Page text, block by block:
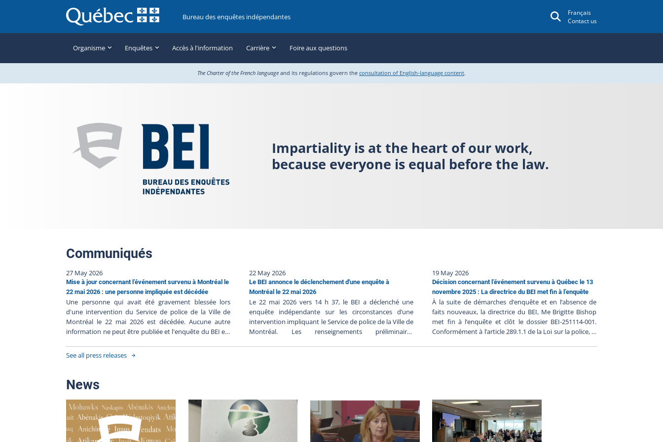
Bureau des enquêtes indépendantes
Français
Contact us
Organisme Enquêtes Accès à l'information Carrière Foire aux questions
The Charter of the French language and its regulations govern the consultation of English-language content.
Impartiality is at the heart of our work,
because everyone is equal before the law.
Communiqués
27 May 2026
Mise à jour concernant l’événement survenu à Montréal le
22 mai 2026 : une personne impliquée est décédée
Une personne qui avait été gravement blessée lors
d'une intervention du Service de police de la Ville de
Montréal le 22 mai 2026 est décédée. Aucune autre
information ne peut être publiée et l'enquête du BEI est
indépendantes a pour mission de faire la lumière
complète sur les faits entourant l’intervention policière.
autre qu'un policier en service, décède, subit une
blessure grave ou est blessée par une arme à feu utilisée
par un policier lors d'une intervention policière ou
durant sa détention par un corps de police.
22 May 2026
Le BEI annonce le déclenchement d'une enquête à
Montréal le 22 mai 2026
Le 22 mai 2026 vers 14 h 37, le BEI a déclenché une
enquête indépendante sur les circonstances d’une
intervention impliquant le Service de police de la Ville de
Montréal. Les renseignements préliminaires
premiers soins lui auraient été prodigués jusqu’à
l’arrivée des ambulanciers ;La personne aurait été
transportée en centre hospitalier ou son état est jugé
grave. Le Bureau des enquêtes indépendantes a pour
mission de faire la lumière complète sur les faits
19 May 2026
Décision concernant l’événement survenu à Québec le 13
novembre 2025 : La directrice du BEI met fin à l’enquête
À la suite de démarches d’enquête et en l’absence de
faits nouveaux, la directrice du BEI, Me Brigitte Bishop
met fin à l’enquête et clôt le dossier BEI-251114-001.
Conformément à l’article 289.1.1 de la Loi sur la police, la
le 14 novembre 2025Déclenchement de l’enquête : 8 h
06, le 14 novembre 2025 Le BEI a déployé six
enquêteurs qui avaient la tâche de faire la lumière sur
cet événement. Lors du déploiement initial, l’équipe est
arrivée sur les lieux vers 12 h 55, le 14 novembre 2025.
See all press releases
News